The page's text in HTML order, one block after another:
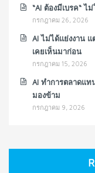
“AI ต้องมีเบรค“ ไ
กรกฎาคม 26, 2026
AI ไม่ได้แย่งงาน
เคยเห็นมาก่อน
กรกฎาคม 15, 2026
AI ทำการตลาดแท
มองข้าม
กรกฎาคม 9, 2026